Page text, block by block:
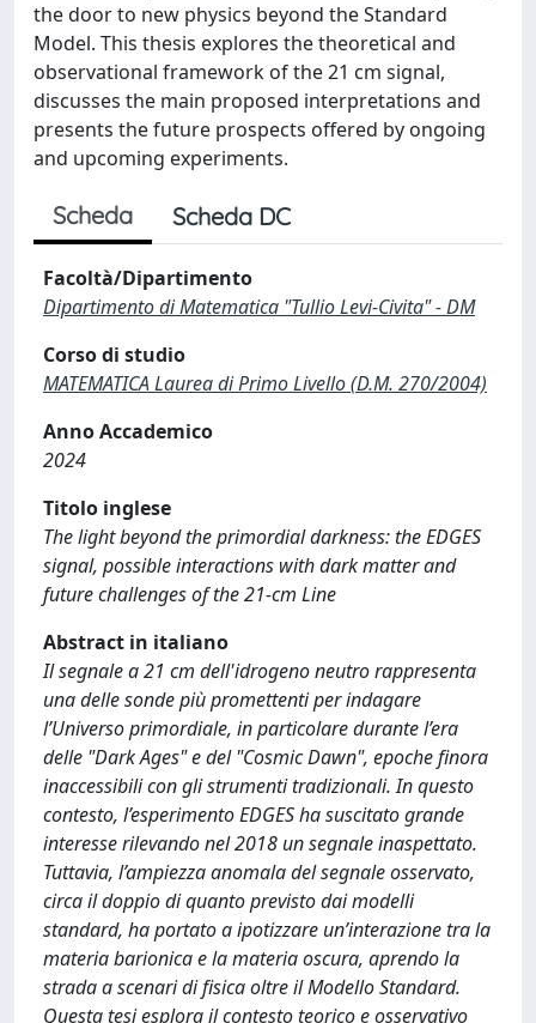
the door to new physics beyond the Standard
Model. This thesis explores the theoretical and
observational framework of the 21 cm signal,
discusses the main proposed interpretations and
presents the future prospects offered by ongoing
and upcoming experiments.
Scheda Scheda DC
Facoltà/Dipartimento
Dipartimento di Matematica "Tullio Levi-Civita" - DM
Corso di studio
MATEMATICA Laurea di Primo Livello (D.M. 270/2004)
Anno Accademico
2024
Titolo inglese
The light beyond the primordial darkness: the EDGES
signal, possible interactions with dark matter and
future challenges of the 21-cm Line
Abstract in italiano
Il segnale a 21 cm dell'idrogeno neutro rappresenta
una delle sonde più promettenti per indagare
l’Universo primordiale, in particolare durante l’era
delle "Dark Ages" e del "Cosmic Dawn", epoche finora
inaccessibili con gli strumenti tradizionali. In questo
contesto, l’esperimento EDGES ha suscitato grande
interesse rilevando nel 2018 un segnale inaspettato.
Tuttavia, l’ampiezza anomala del segnale osservato,
circa il doppio di quanto previsto dai modelli
standard, ha portato a ipotizzare un’interazione tra la
materia barionica e la materia oscura, aprendo la
strada a scenari di fisica oltre il Modello Standard.
Questa tesi esplora il contesto teorico e osservativo